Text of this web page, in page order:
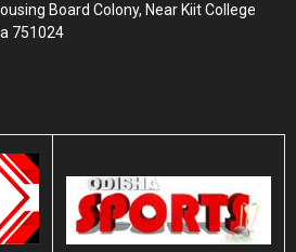
Board Colony, Near Kiit College
751024